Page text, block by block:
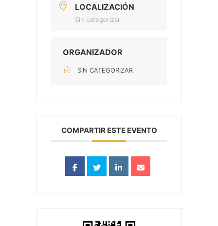
LOCALIZACIÓN
Sin categorizar
ORGANIZADOR
SIN CATEGORIZAR
COMPARTIR ESTE EVENTO